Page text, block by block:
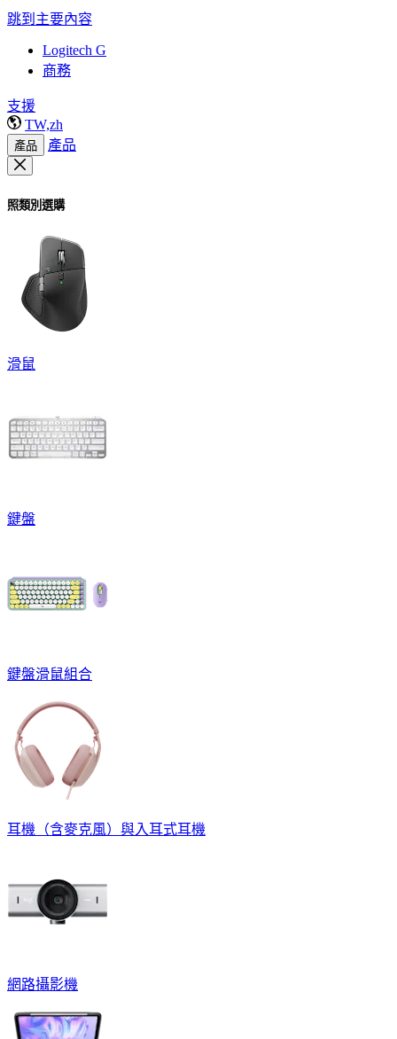
跳到主要內容
Logitech G
商務
支援
TW,zh
產品 產品
照類別選購
滑鼠
鍵盤
鍵盤滑鼠組合
耳機（含麥克風）與入耳式耳機
網路攝影機